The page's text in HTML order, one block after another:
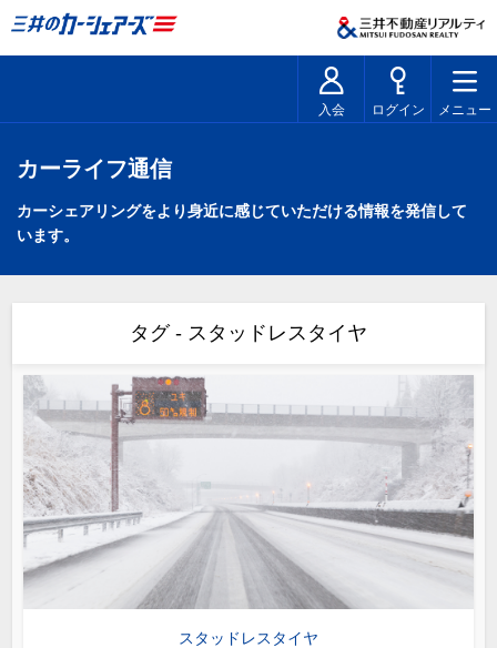
入会 ログイン メニュー
カーライフ通信
カーシェアリングをより身近に感じていただける情報を発信して
います。
タグ - スタッドレスタイヤ
スタッドレスタイヤ